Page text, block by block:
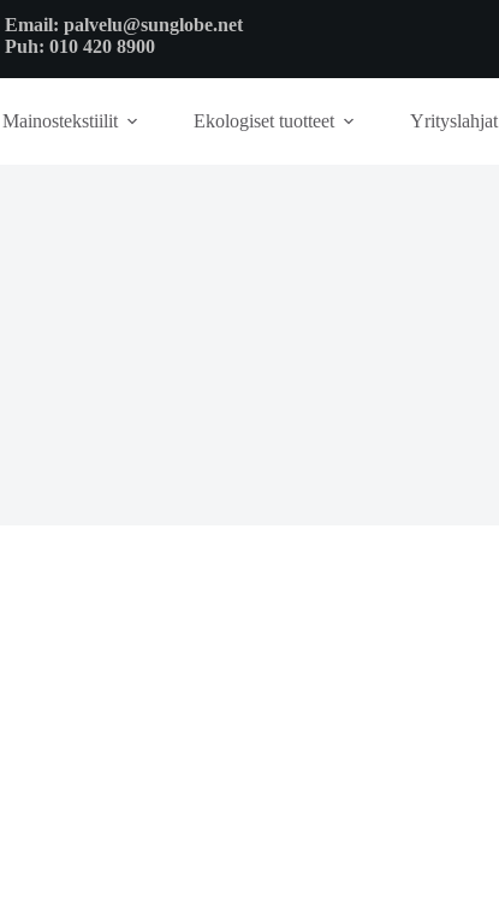
Email: palvelu@sunglobe.net
Puh: 010 420 8900
Mainostekstiilit Ekologiset tuotteet Yrityslahjat